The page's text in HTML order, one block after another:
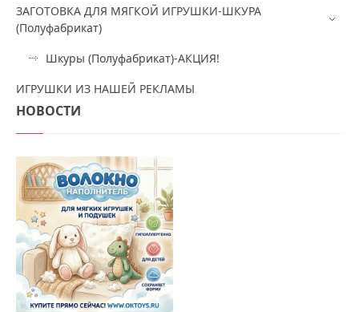
ЗАГОТОВКА ДЛЯ МЯГКОЙ ИГРУШКИ-ШКУРА
(Полуфабрикат)
Шкуры (Полуфабрикат)-АКЦИЯ!
ИГРУШКИ ИЗ НАШЕЙ РЕКЛАМЫ
НОВОСТИ